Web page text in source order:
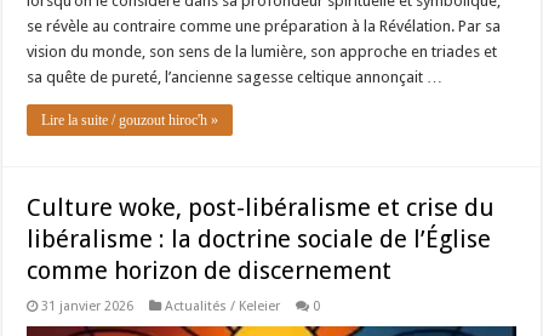
se révèle au contraire comme une préparation à la Révélation. Par sa
vision du monde, son sens de la lumière, son approche en triades et
sa quête de pureté, l’ancienne sagesse celtique annonçait …
Lire la suite / gouzout hiroc'h »
Culture woke, post-libéralisme et crise du
libéralisme : la doctrine sociale de l’Église
comme horizon de discernement
31 janvier 2026 Actualités / Keleier 0